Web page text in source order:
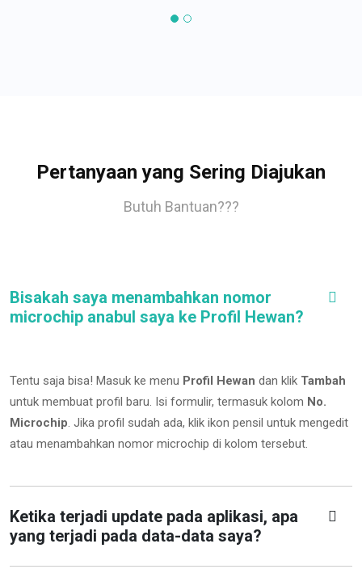
Pertanyaan yang Sering Diajukan
Butuh Bantuan???
Bisakah saya menambahkan nomor
microchip anabul saya ke Profil Hewan?
Tentu saja bisa! Masuk ke menu Profil Hewan dan klik Tambah
untuk membuat profil baru. Isi formulir, termasuk kolom No.
Microchip. Jika profil sudah ada, klik ikon pensil untuk mengedit
atau menambahkan nomor microchip di kolom tersebut.
Ketika terjadi update pada aplikasi, apa
yang terjadi pada data-data saya?